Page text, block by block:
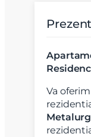
Va